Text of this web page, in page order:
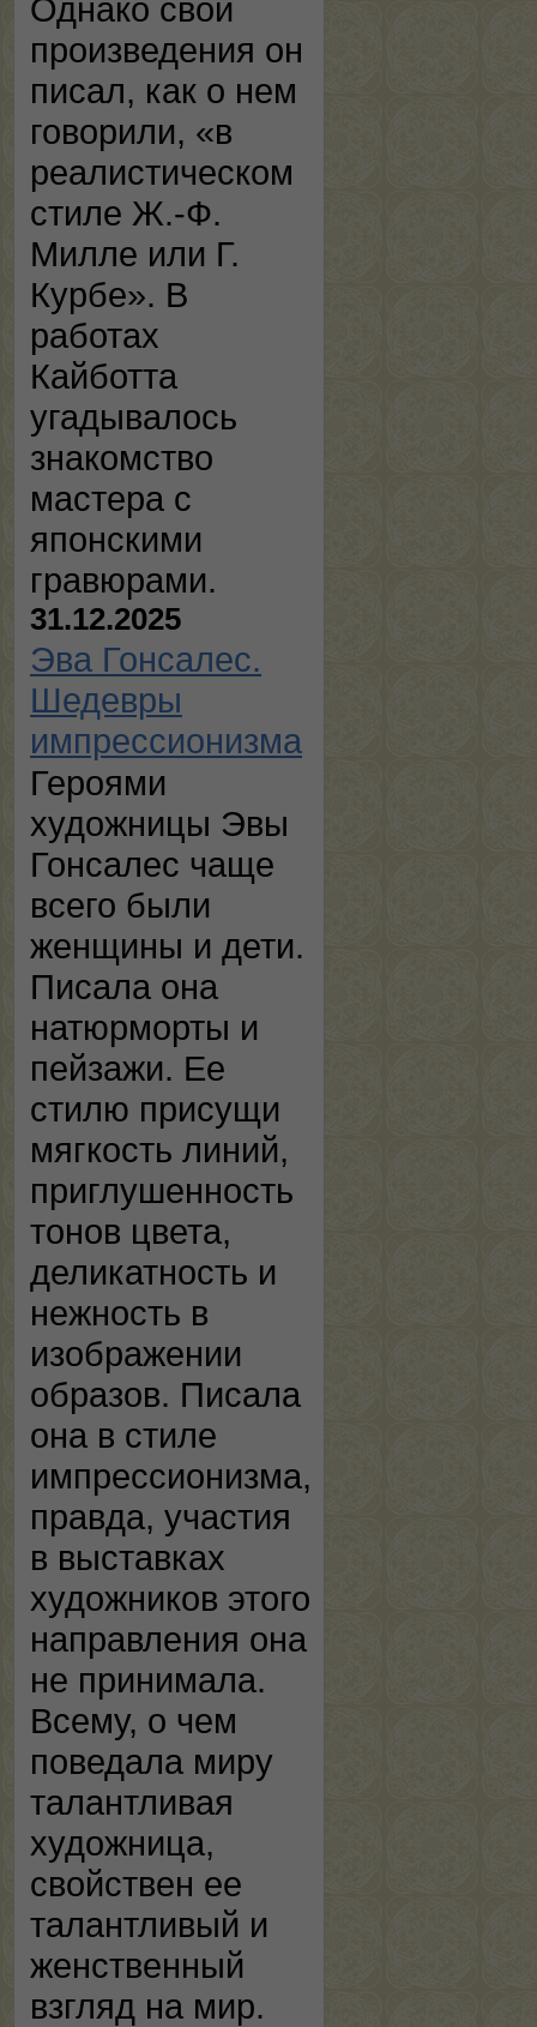
Однако свои
произведения он
писал, как о нем
говорили, «в
реалистическом
стиле Ж.-Ф.
Милле или Г.
Курбе». В
работах
Кайботта
угадывалось
знакомство
мастера с
японскими
гравюрами.
31.12.2025
Эва Гонсалес.
Шедевры
импрессионизма
Героями
художницы Эвы
Гонсалес чаще
всего были
женщины и дети.
Писала она
натюрморты и
пейзажи. Ее
стилю присущи
мягкость линий,
приглушенность
тонов цвета,
деликатность и
нежность в
изображении
образов. Писала
она в стиле
импрессионизма,
правда, участия
в выставках
художников этого
направления она
не принимала.
Всему, о чем
поведала миру
талантливая
художница,
свойствен ее
талантливый и
женственный
взгляд на мир.